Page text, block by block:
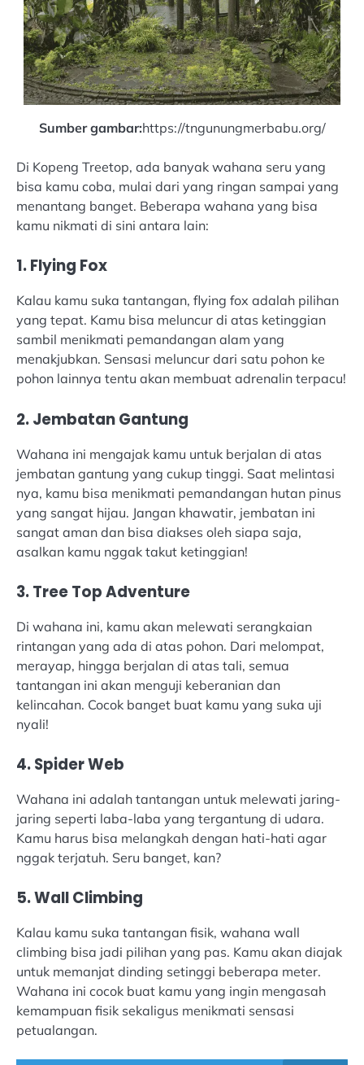
Sumber gambar:https://tngunungmerbabu.org/
Di Kopeng Treetop, ada banyak wahana seru yang
bisa kamu coba, mulai dari yang ringan sampai yang
menantang banget. Beberapa wahana yang bisa
kamu nikmati di sini antara lain:
1. Flying Fox
Kalau kamu suka tantangan, flying fox adalah pilihan
yang tepat. Kamu bisa meluncur di atas ketinggian
sambil menikmati pemandangan alam yang
menakjubkan. Sensasi meluncur dari satu pohon ke
pohon lainnya tentu akan membuat adrenalin terpacu!
2. Jembatan Gantung
Wahana ini mengajak kamu untuk berjalan di atas
jembatan gantung yang cukup tinggi. Saat melintasi
nya, kamu bisa menikmati pemandangan hutan pinus
yang sangat hijau. Jangan khawatir, jembatan ini
sangat aman dan bisa diakses oleh siapa saja,
asalkan kamu nggak takut ketinggian!
3. Tree Top Adventure
Di wahana ini, kamu akan melewati serangkaian
rintangan yang ada di atas pohon. Dari melompat,
merayap, hingga berjalan di atas tali, semua
tantangan ini akan menguji keberanian dan
kelincahan. Cocok banget buat kamu yang suka uji
nyali!
4. Spider Web
Wahana ini adalah tantangan untuk melewati jaring-
jaring seperti laba-laba yang tergantung di udara.
Kamu harus bisa melangkah dengan hati-hati agar
nggak terjatuh. Seru banget, kan?
5. Wall Climbing
Kalau kamu suka tantangan fisik, wahana wall
climbing bisa jadi pilihan yang pas. Kamu akan diajak
untuk memanjat dinding setinggi beberapa meter.
Wahana ini cocok buat kamu yang ingin mengasah
kemampuan fisik sekaligus menikmati sensasi
petualangan.